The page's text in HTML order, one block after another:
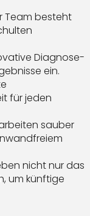
Team besteht
Diagnose-
ein.
für jeden
sauber
nicht nur das
um künftige